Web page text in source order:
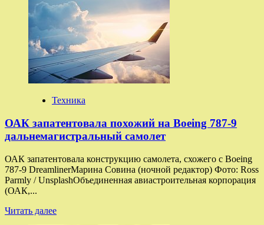
Парад
дублей.
OPPO
A5i
Pro
5G
—
очередной
смартфон
Техника
ОАК запатентовала похожий на Boeing 787-9
дальнемагистральный самолет
ОАК запатентовала конструкцию самолета, схожего с Boeing
787-9 DreamlinerМарина Совина (ночной редактор) Фото: Ross
Parmly / UnsplashОбъединенная авиастроительная корпорация
(ОАК,...
Читать далееПрочитать